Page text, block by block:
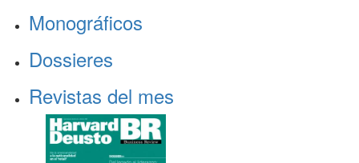
Monográficos
Dossieres
Revistas del mes